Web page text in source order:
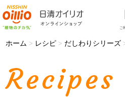
ご
ホーム > レシピ > だしわりシリーズ
Recipes